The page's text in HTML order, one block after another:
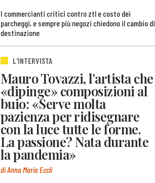
I commercianti critici contro ztl e costo dei
parcheggi, e sempre più negozi chiedono il cambio di
destinazione
L'INTERVISTA
Mauro Tovazzi, l'artista che
«dipinge» composizioni al
buio: «Serve molta
pazienza per ridisegnare
con la luce tutte le forme.
La passione? Nata durante
la pandemia»
di Anna Maria Eccli